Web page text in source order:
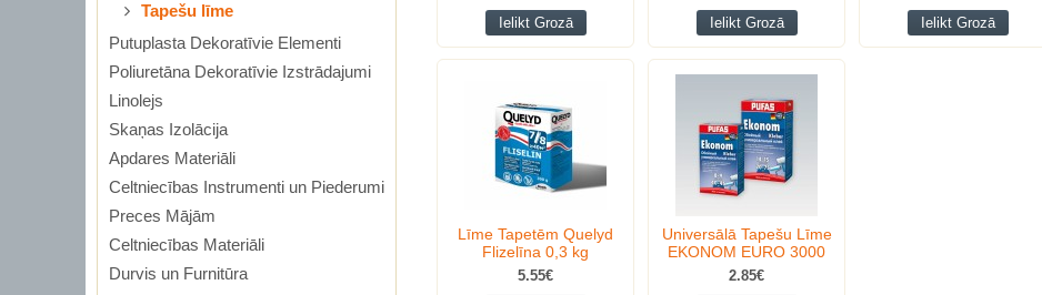
Tapešu līme
Putuplasta Dekoratīvie Elementi
Poliuretāna Dekoratīvie Izstrādajumi
Linolejs
Skaņas Izolācija
Apdares Materiāli
Celtniecības Instrumenti un Piederumi
Preces Mājām
Celtniecības Materiāli
Durvis un Furnitūra
Ielikt Grozā
Ielikt Grozā
Ielikt Grozā
Līme Tapetēm Quelyd
Flizelīna 0,3 kg
5.55€
Universālā Tapešu Līme
EKONOM EURO 3000
2.85€